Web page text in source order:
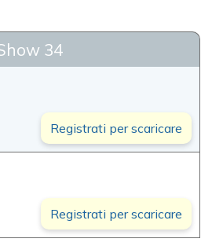
34
Registrati per scaricare
Registrati per scaricare